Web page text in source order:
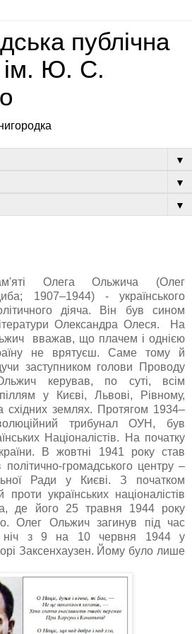
публічна
ім. Ю. С.
▼
▼
▼
Олега Ольжича (Олег
1907–1944) - українського
діяча. Він був сином
Олександра Олеся. На
вважав, що плачем і однією
не врятуєш. Саме тому й
заступником голови Проводу
керував, по суті, всім
у Києві, Львові, Рівному,
східних землях. Протягом 1934–
трибунал ОУН, був
Націоналістів. На початку
В жовтні 1941 року став
політично-громадського центру –
Ради у Києві. З початком
проти українських націоналістів
де його 25 травня 1944 року
Олег Ольжич загинув під час
ніч з 9 на 10 червня 1944 у
Заксенхаузен. Йому було лише